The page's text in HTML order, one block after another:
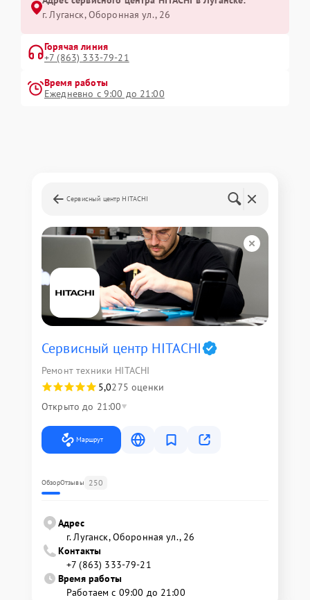
г. Луганск, Оборонная ул., 26
Горячая линия
+7 (863) 333-79-21
Время работы
Ежедневно с 9:00 до 21:00
Сервисный центр HITACHI
Сервисный центр HITACHI
Ремонт техники HITACHI
5,0275 оценки
Открыто до 21:00
Маршрут
ОбзорОтзывы 250
Адрес
г. Луганск, Оборонная ул., 26
Контакты
+7 (863) 333-79-21
Время работы
Работаем с 09:00 до 21:00